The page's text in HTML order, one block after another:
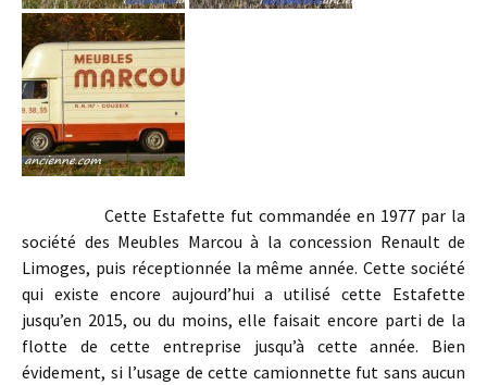
Cette Estafette fut commandée en 1977 par la
société des Meubles Marcou à la concession Renault de
Limoges, puis réceptionnée la même année. Cette société
qui existe encore aujourd’hui a utilisé cette Estafette
jusqu’en 2015, ou du moins, elle faisait encore parti de la
flotte de cette entreprise jusqu’à cette année. Bien
évidement, si l’usage de cette camionnette fut sans aucun